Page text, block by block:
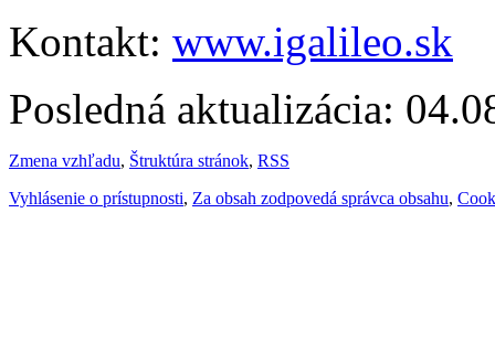
Kontakt: www.igalileo.sk
Posledná aktualizácia:
Zmena vzhľadu, Štruktúra stránok, RSS
Vyhlásenie o prístupnosti, Za obsah zodpovedá správca obsahu,